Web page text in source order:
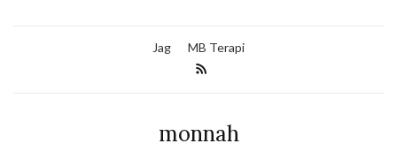
Jag MB Terapi
monnah